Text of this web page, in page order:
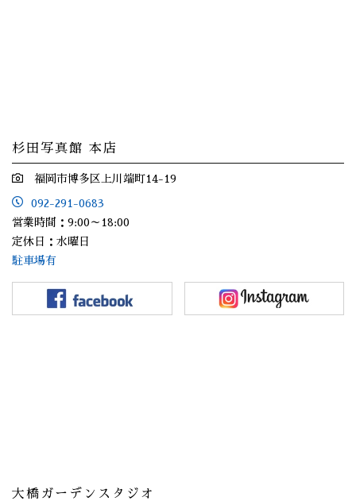
杉田写真館 本店
福岡市博多区上川端町14-19
092-291-0683
営業時間：9:00～18:00
定休日：水曜日
駐車場有
大橋ガーデンスタジオ